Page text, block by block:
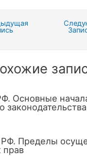
Основные
законодательства
РФ. Пределы
прав